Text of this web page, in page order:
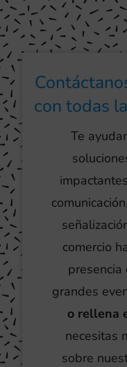
con todas
Te
comercio
presencia
grandes
o rellena
necesitas
sobre